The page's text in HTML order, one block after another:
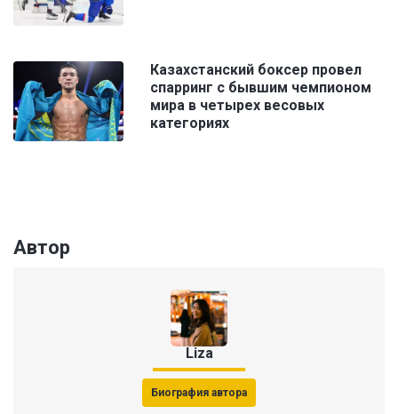
Казахстанский боксер провел
спарринг с бывшим чемпионом
мира в четырех весовых
категориях
Автор
Liza
Биография автора